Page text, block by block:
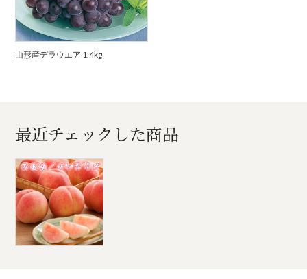
山形産デラウエア 1.4kg
最近チェックした商品